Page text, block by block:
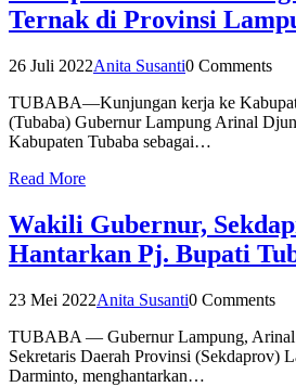
Ternak di Provinsi
26 Juli 2022Anita Susanti0 Comments
TUBABA—Kunjungan kerja ke
(Tubaba) Gubernur Lampung Arinal
Kabupaten Tubaba sebagai…
Read More
Wakili Gubernur,
Hantarkan Pj. Bupati
23 Mei 2022Anita Susanti0 Comments
TUBABA — Gubernur Lampung,
Sekretaris Daerah Provinsi (Sekdaprov)
Darminto, menghantarkan…